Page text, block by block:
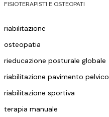
FISIOTERAPISTI E OSTEOPATI
riabilitazione
osteopatia
rieducazione posturale globale
riabilitazione pavimento pelvico
riabilitazione sportiva
terapia manuale